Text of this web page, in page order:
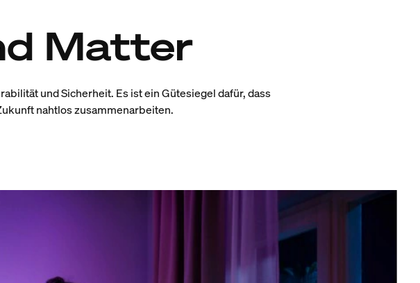
Matter
und Sicherheit. Es ist ein Gütesiegel dafür, dass
nahtlos zusammenarbeiten.